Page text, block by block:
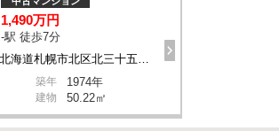
北海道札幌市北区北三十五条西6丁目 1-1
1,490万円
-駅 徒歩7分
築年 1974年
建物 50.22㎡